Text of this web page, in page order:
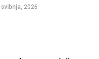
svibnja, 2026